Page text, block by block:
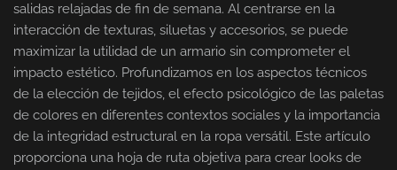
salidas relajadas de fin de semana. Al centrarse en la
interacción de texturas, siluetas y accesorios, se puede
maximizar la utilidad de un armario sin comprometer el
impacto estético. Profundizamos en los aspectos técnicos
de la elección de tejidos, el efecto psicológico de las paletas
de colores en diferentes contextos sociales y la importancia
de la integridad estructural en la ropa versátil. Este artículo
proporciona una hoja de ruta objetiva para crear looks de